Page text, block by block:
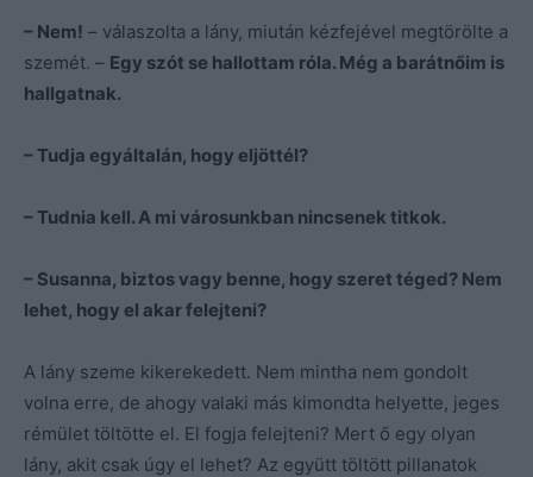
– Nem! – válaszolta a lány, miután kézfejével megtörölte a
szemét. – Egy szót se hallottam róla. Még a barátnőim is
hallgatnak.
– Tudja egyáltalán, hogy eljöttél?
– Tudnia kell. A mi városunkban nincsenek titkok.
– Susanna, biztos vagy benne, hogy szeret téged? Nem
lehet, hogy el akar felejteni?
A lány szeme kikerekedett. Nem mintha nem gondolt
volna erre, de ahogy valaki más kimondta helyette, jeges
rémület töltötte el. El fogja felejteni? Mert ő egy olyan
lány, akit csak úgy el lehet? Az együtt töltött pillanatok